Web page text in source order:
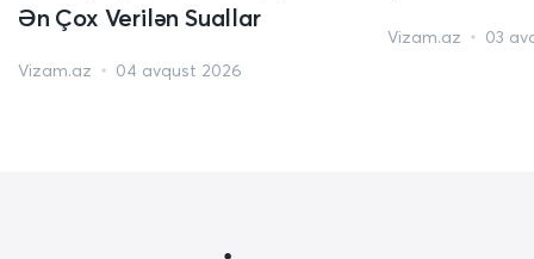
Ən Çox Verilən Suallar
Vizam.az 04 avqust 2026
Vizam.az 03